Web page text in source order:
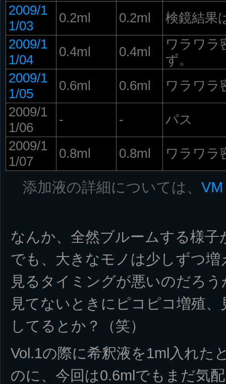
2009/1
1/03
0.2ml 0.2ml
検鏡結果
2009/1
1/04
0.4ml 0.4ml
ワラワラ
ず。
2009/1
1/05
0.6ml 0.6ml
ワラワラ
2009/1
1/06
- -
パス
2009/1
1/07
0.8ml 0.8ml ワラワラ
添加液の詳細については、
なんか、全然ブルームする様子
でも、大きなモノは少しずつ
見るタイミングが悪いのだろう
見てないときにピコピコ増殖
してるとか？（笑）
Vol.1の際に希釈液を1ml入れた
のに、今回は0.6mlでもまだ気